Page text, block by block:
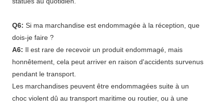
Q6: Si ma marchandise est endommagée à la réception, que
dois-je faire ?
A6: Il est rare de recevoir un produit endommagé, mais
honnêtement, cela peut arriver en raison d'accidents survenus
pendant le transport.
Les marchandises peuvent être endommagées suite à un
choc violent dû au transport maritime ou routier, ou à une